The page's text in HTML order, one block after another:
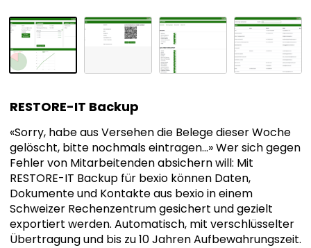
RESTORE-IT Backup
«Sorry, habe aus Versehen die Belege dieser Woche
gelöscht, bitte nochmals eintragen...» Wer sich gegen
Fehler von Mitarbeitenden absichern will: Mit
RESTORE-IT Backup für bexio können Daten,
Dokumente und Kontakte aus bexio in einem
Schweizer Rechenzentrum gesichert und gezielt
exportiert werden. Automatisch, mit verschlüsselter
Übertragung und bis zu 10 Jahren Aufbewahrungszeit.